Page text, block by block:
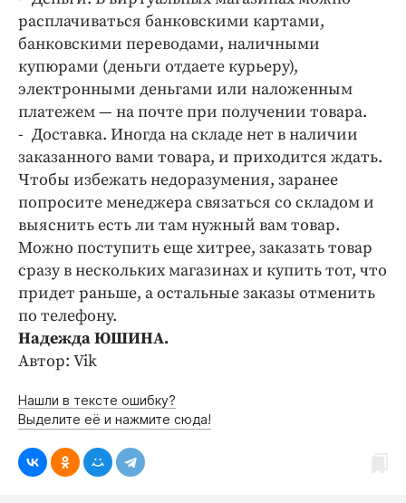
расплачиваться банковскими картами,
банковскими переводами, наличными
купюрами (деньги отдаете курьеру),
электронными деньгами или наложенным
платежем — на почте при получении товара.
- Доставка. Иногда на складе нет в наличии
заказанного вами товара, и приходится ждать.
Чтобы избежать недоразумения, заранее
попросите менеджера связаться со складом и
выяснить есть ли там нужный вам товар.
Можно поступить еще хитрее, заказать товар
сразу в нескольких магазинах и купить тот, что
придет раньше, а остальные заказы отменить
по телефону.
Надежда ЮШИНА.
Автор: Vik
Нашли в тексте ошибку?
Выделите её и нажмите сюда!